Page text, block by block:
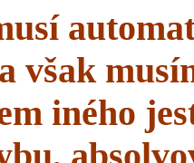
však
iného